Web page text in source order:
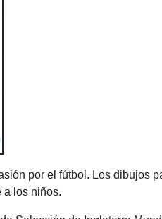
por el fútbol. Los dibujos
a los niños.